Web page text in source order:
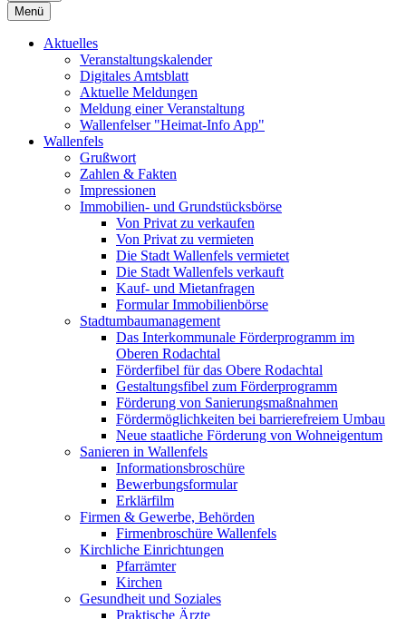
Menü
Aktuelles
Veranstaltungskalender
Digitales Amtsblatt
Aktuelle Meldungen
Meldung einer Veranstaltung
Wallenfelser "Heimat-Info App"
Wallenfels
Grußwort
Zahlen & Fakten
Impressionen
Immobilien- und Grundstücksbörse
Von Privat zu verkaufen
Von Privat zu vermieten
Die Stadt Wallenfels vermietet
Die Stadt Wallenfels verkauft
Kauf- und Mietanfragen
Formular Immobilienbörse
Stadtumbaumanagement
Das Interkommunale Förderprogramm im
Oberen Rodachtal
Förderfibel für das Obere Rodachtal
Gestaltungsfibel zum Förderprogramm
Förderung von Sanierungsmaßnahmen
Fördermöglichkeiten bei barrierefreiem Umbau
Neue staatliche Förderung von Wohneigentum
Sanieren in Wallenfels
Informationsbroschüre
Bewerbungsformular
Erklärfilm
Firmen & Gewerbe, Behörden
Firmenbroschüre Wallenfels
Kirchliche Einrichtungen
Pfarrämter
Kirchen
Gesundheit und Soziales
Praktische Ärzte